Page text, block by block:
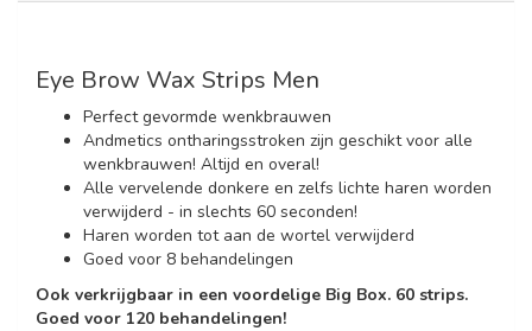
Eye Brow Wax Strips Men
Perfect gevormde wenkbrauwen
Andmetics ontharingsstroken zijn geschikt voor alle
wenkbrauwen! Altijd en overal!
Alle vervelende donkere en zelfs lichte haren worden
verwijderd - in slechts 60 seconden!
Haren worden tot aan de wortel verwijderd
Goed voor 8 behandelingen
Ook verkrijgbaar in een voordelige Big Box. 60 strips.
Goed voor 120 behandelingen!